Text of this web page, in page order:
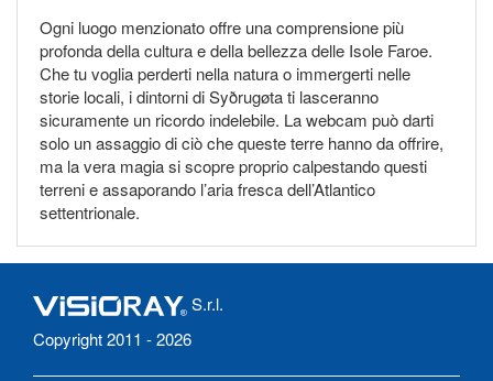
Ogni luogo menzionato offre una comprensione più
profonda della cultura e della bellezza delle Isole Faroe.
Che tu voglia perderti nella natura o immergerti nelle
storie locali, i dintorni di Syðrugøta ti lasceranno
sicuramente un ricordo indelebile. La webcam può darti
solo un assaggio di ciò che queste terre hanno da offrire,
ma la vera magia si scopre proprio calpestando questi
terreni e assaporando l’aria fresca dell’Atlantico
settentrionale.
S.r.l.
Copyright 2011 - 2026